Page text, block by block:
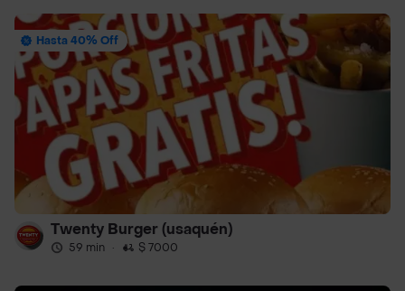
Hasta 40% Off
Twenty Burger (usaquén)
59 min · $ 7000